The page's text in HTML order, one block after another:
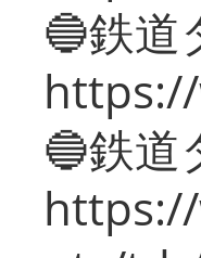
🔵鉄道
🔵鉄道